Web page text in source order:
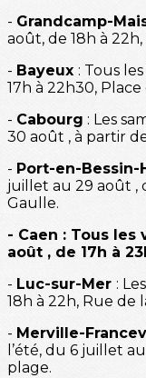
- Grandcamp-
août, de 18h à
- Bayeux : Tous
17h à 22h30,
- Cabourg : Les
30 août , à partir
- Port-en-Bessin-
juillet au 29 août ,
Gaulle.
- Caen : Tous les
août , de 17h à
- Luc-sur-Mer :
18h à 22h, Rue de
- Merville-
l’été, du 6 juillet
plage.